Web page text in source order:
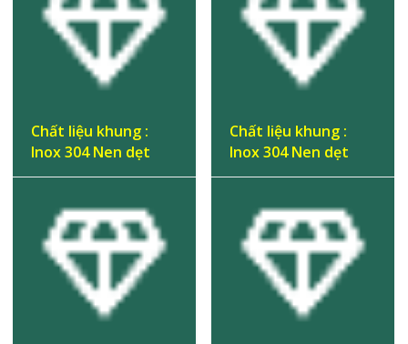
Chất liệu khung :
Inox 304 Nen dẹt
Chất liệu khung :
Inox 304 Nen dẹt